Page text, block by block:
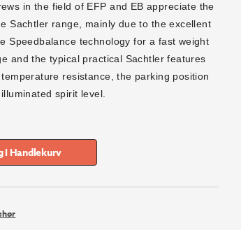
82
in the field of EFP and EB appreciate the
Sachtler range, mainly due to the excellent
Speedbalance technology for a fast weight
and the typical practical Sachtler features
resistance, the parking position
spirit level.
I Handlekurv